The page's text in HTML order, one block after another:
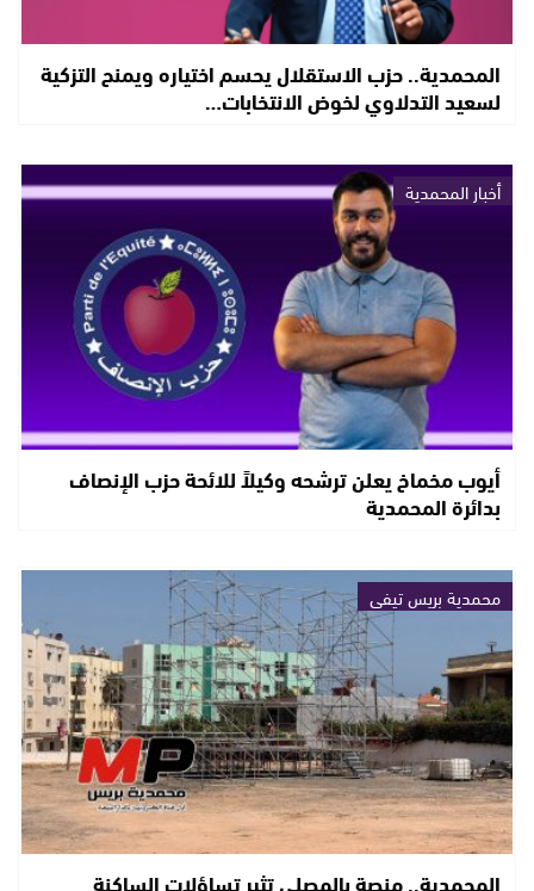
المحمدية.. حزب الاستقلال يحسم اختياره ويمنح التزكية
لسعيد التدلاوي لخوض الانتخابات…
أخبار المحمدية
أيوب مخماخ يعلن ترشحه وكيلاً للائحة حزب الإنصاف
بدائرة المحمدية
محمدية بريس تيفي